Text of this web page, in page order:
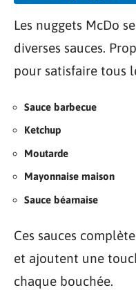
Les nuggets McDo
diverses sauces.
pour satisfaire tous
Sauce barbecue
Ketchup
Moutarde
Mayonnaise maison
Sauce béarnaise
Ces sauces
et ajoutent une
chaque bouchée.